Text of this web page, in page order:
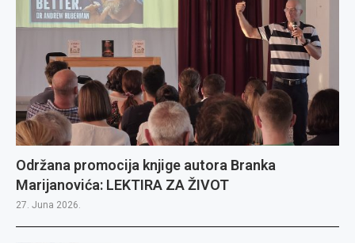
Održana promocija knjige autora Branka
Marijanovića: LEKTIRA ZA ŽIVOT
27. Juna 2026.